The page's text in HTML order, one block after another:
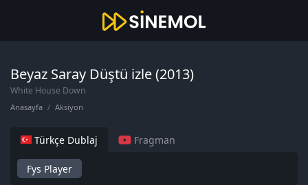
Beyaz Saray Düştü izle (2013)
White House Down
Anasayfa Aksiyon
Türkçe Dublaj Fragman
Fys Player